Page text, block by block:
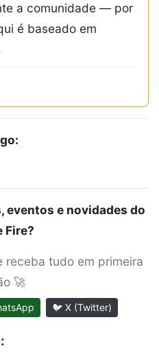
a comunidade — por
é baseado em
eventos e novidades do
Fire?
receba tudo em primeira
🚀
🐦 X (Twitter)